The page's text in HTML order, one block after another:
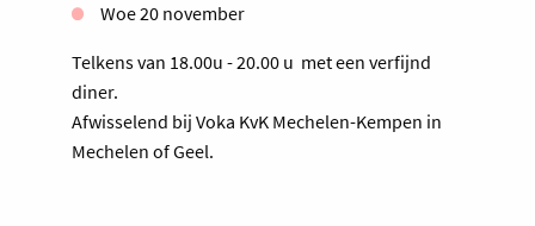
Woe 20 november
Telkens van 18.00u - 20.00 u met een verfijnd
diner.
Afwisselend bij Voka KvK Mechelen-Kempen in
Mechelen of Geel.